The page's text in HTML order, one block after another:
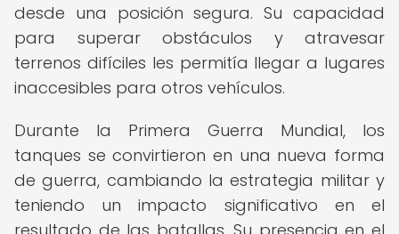
desde una posición segura. Su capacidad
para superar obstáculos y atravesar
terrenos difíciles les permitía llegar a lugares
inaccesibles para otros vehículos.
Durante la Primera Guerra Mundial, los
tanques se convirtieron en una nueva forma
de guerra, cambiando la estrategia militar y
teniendo un impacto significativo en el